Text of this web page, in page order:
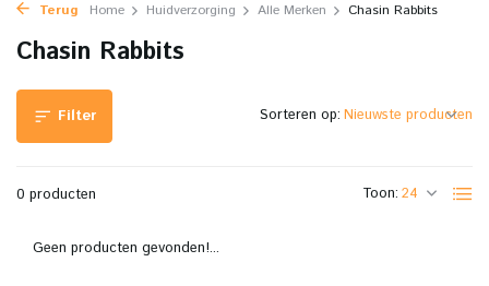
Terug Home Huidverzorging Alle Merken Chasin Rabbits
Chasin Rabbits
Filter
0 producten Toon:
Sorteren op:
Geen producten gevonden!...